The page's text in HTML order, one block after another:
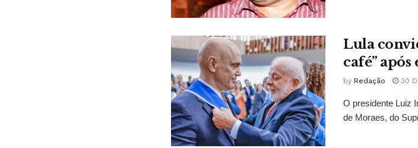
Lula
café”
by Redação 30
O presidente Luiz
de Moraes, do